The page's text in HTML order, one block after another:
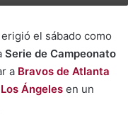
el sábado como
Serie de Campeonato
a Bravos de Atlanta
Ángeles en un